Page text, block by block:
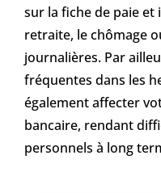
sur la fiche de paie
retraite, le chômage
journalières. Par
fréquentes dans les
également affecter
bancaire, rendant
personnels à long